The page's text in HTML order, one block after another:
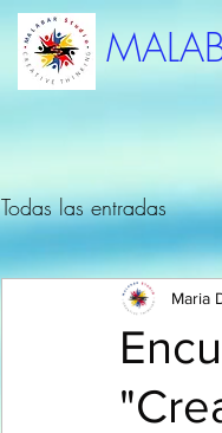
Todas las entradas
Maria